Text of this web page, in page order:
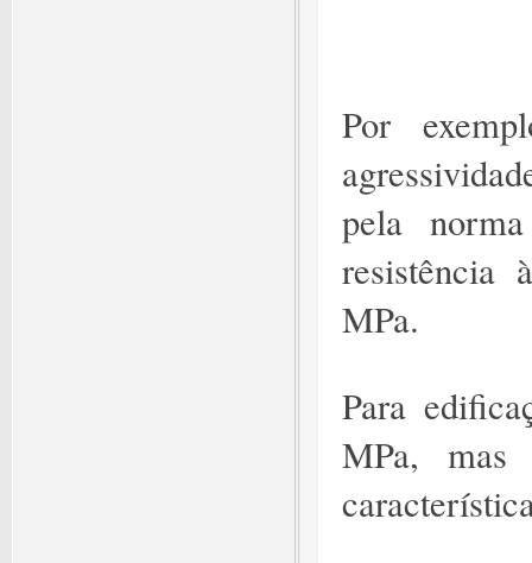
Por
pela
resistência
MPa.
Para
MPa, mas